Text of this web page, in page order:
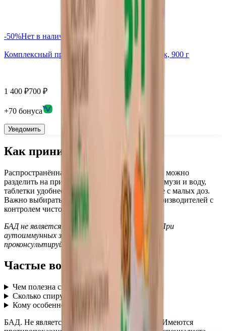
-50%Нет в наличии
Комплексный протеин Green Proteins, порошок, 900 г
1 400 ₽700 ₽
+70 бонуса
Уведомить
Как принимать спирулину
Распространённая дозировка — 3–5 г в сутки, можно
разделить на приёмы. Порошок добавляют в смузи и воду,
таблетки удобнее дозировать. Начинать лучше с малых доз.
Важно выбирать спирулину проверенных производителей с
контролем чистоты.
БАД не является лекарственным средством. При
аутоиммунных заболеваниях и беременности
проконсультируйтесь с врачом.
Частые вопросы
Чем полезна спирулина?
Сколько спирулины принимать в день?
Кому особенно полезна спирулина?
БАД. Не является лекарственным средством. Имеются